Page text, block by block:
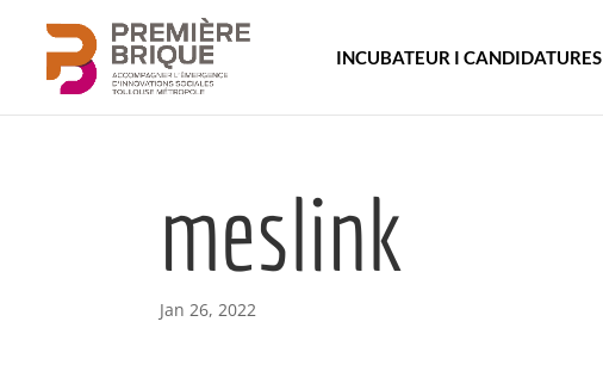
INCUBATEUR I CANDIDATURES
meslink
Jan 26, 2022